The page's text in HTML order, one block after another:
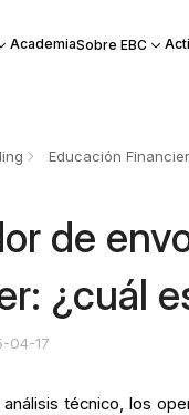
AcademiaSobre EBC
Educación
de
¿cuál
04-17
técnico, los